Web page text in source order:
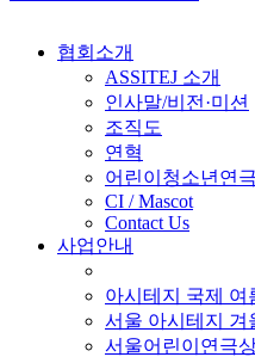
협회소개
ASSITEJ 소개
인사말/비전·미션
조직도
연혁
어린이청소년연
CI / Mascot
Contact Us
사업안내
아시테지 국제 여
서울 아시테지 겨
서울어린이연극